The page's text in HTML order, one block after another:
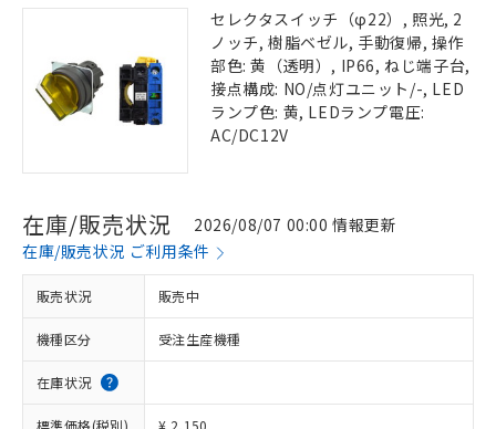
セレクタスイッチ（φ22）, 照光, 2
ノッチ, 樹脂ベゼル, 手動復帰, 操作
部色: 黄（透明）, IP66, ねじ端子台,
接点構成: NO/点灯ユニット/-, LED
ランプ色: 黄, LEDランプ電圧:
AC/DC12V
在庫/販売状況
2026/08/07 00:00 情報更新
在庫/販売状況 ご利用条件
販売状況 販売中
機種区分 受注生産機種
在庫状況
標準価格(税別) ¥ 2,150